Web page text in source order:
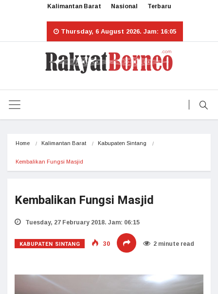
Kalimantan Barat Nasional Terbaru
Thursday, 6 August 2026. Jam: 16:05
Home Kalimantan Barat Kabupaten Sintang
Kembalikan Fungsi Masjid
Kembalikan Fungsi Masjid
Tuesday, 27 February 2018. Jam: 06:15
KABUPATEN SINTANG 30 2 minute read